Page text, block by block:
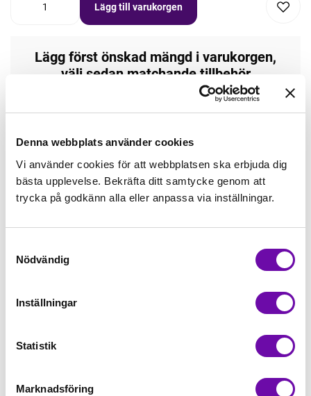
Denna webbplats använder cookies
Vi använder cookies för att webbplatsen ska erbjuda dig
bästa upplevelse. Bekräfta ditt samtycke genom att
trycka på godkänn alla eller anpassa via inställningar.
Nödvändig
Inställningar
Statistik
Marknadsföring
Lägg till varukorgen
Lägg först önskad mängd i varukorgen,
välj sedan matchande tillbehör
Tråd matchande +45,00kr
Enfärgat matchande +49,00kr
Finns i lager